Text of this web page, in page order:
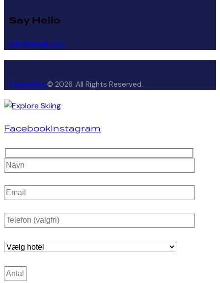
Say Hello
info@email.com
ThemeRex © 2026. All Rights Reserved.
FacebookInstagram